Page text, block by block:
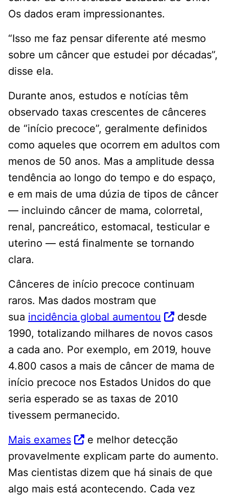
Os dados eram impressionantes.
“Isso me faz pensar diferente até mesmo
sobre um câncer que estudei por décadas”,
disse ela.
Durante anos, estudos e notícias têm
observado taxas crescentes de cânceres
de “início precoce”, geralmente definidos
como aqueles que ocorrem em adultos com
menos de 50 anos. Mas a amplitude dessa
tendência ao longo do tempo e do espaço,
e em mais de uma dúzia de tipos de câncer
— incluindo câncer de mama, colorretal,
renal, pancreático, estomacal, testicular e
uterino — está finalmente se tornando
clara.
Cânceres de início precoce continuam
raros. Mas dados mostram que
sua incidência global aumentou
desde
1990, totalizando milhares de novos casos
a cada ano. Por exemplo, em 2019, houve
4.800 casos a mais de câncer de mama de
início precoce nos Estados Unidos do que
seria esperado se as taxas de 2010
tivessem permanecido.
Mais exames
e melhor detecção
provavelmente explicam parte do aumento.
Mas cientistas dizem que há sinais de que
algo mais está acontecendo. Cada vez